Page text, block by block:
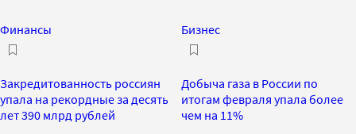
Финансы
Закредитованность россиян
упала на рекордные за десять
лет 390 млрд рублей
Бизнес
Добыча газа в России по
итогам февраля упала более
чем на 11%